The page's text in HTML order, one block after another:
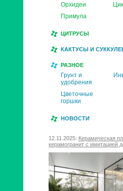
Орхидеи
Примула
ЦИТРУСЫ
КАКТУСЫ И
РАЗНОЕ
Грунт и
удобрения
Цветочные
горшки
НОВОСТИ
12.11.2025: Керамическая
керамогранит с имитацией